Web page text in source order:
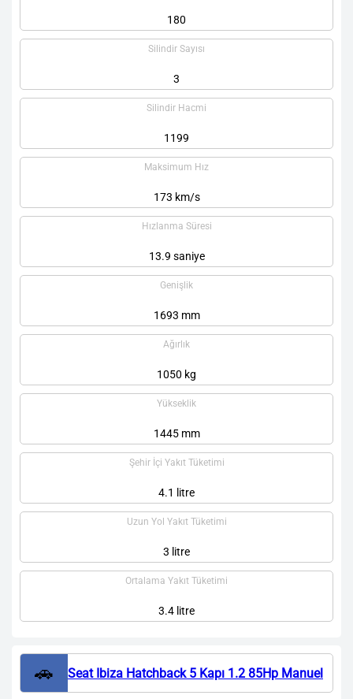
180
Silindir Sayısı
3
Silindir Hacmi
1199
Maksimum Hız
173 km/s
Hızlanma Süresi
13.9 saniye
Genişlik
1693 mm
Ağırlık
1050 kg
Yükseklik
1445 mm
Şehir İçi Yakıt Tüketimi
4.1 litre
Uzun Yol Yakıt Tüketimi
3 litre
Ortalama Yakıt Tüketimi
3.4 litre
🚗 Seat Ibiza Hatchback 5 Kapı 1.2 85Hp Manuel